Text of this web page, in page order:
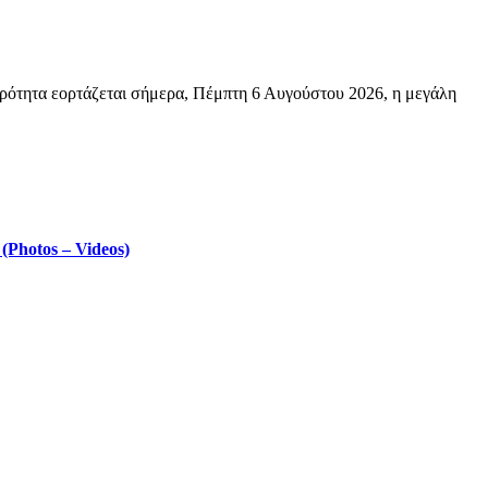
εορτάζεται σήμερα, Πέμπτη 6 Αυγούστου 2026, η μεγάλη
– Videos)